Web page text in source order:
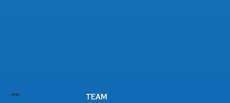
MENU
TEAM